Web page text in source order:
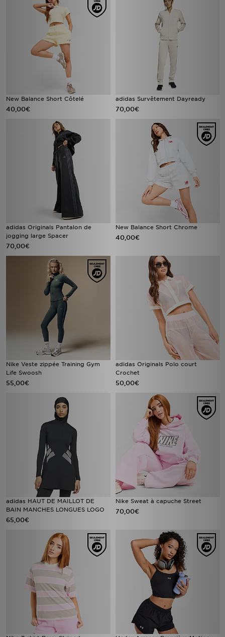
New Balance Short Côtelé
40,00€
adidas Survêtement Dayready
70,00€
adidas Originals Pantalon de
jogging large Spacer
70,00€
New Balance Short Chrome
40,00€
Nike Veste zippée Training Gym
Life Swoosh
55,00€
adidas Originals Polo court
Crochet
50,00€
adidas HAUT DE MAILLOT DE
BAIN MANCHES LONGUES LOGO
65,00€
Nike Sweat à capuche Street
70,00€